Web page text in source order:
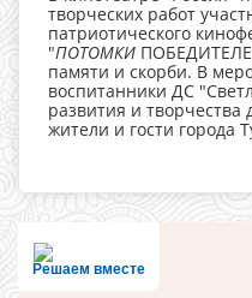
творческих работ
патриотического
"ПОТОМКИ
памяти и скорби. В
воспитанники ДС
развития и
жители и гости города
Решаем вместе